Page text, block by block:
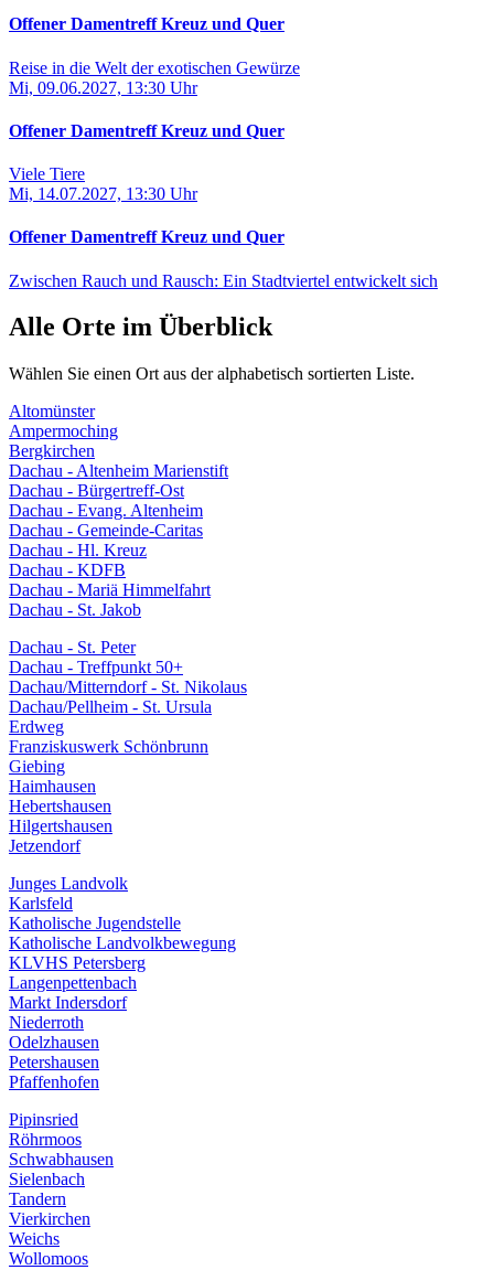
Offener Damentreff Kreuz und Quer
Reise in die Welt der exotischen Gewürze
Mi, 09.06.2027, 13:30 Uhr
Offener Damentreff Kreuz und Quer
Viele Tiere
Mi, 14.07.2027, 13:30 Uhr
Offener Damentreff Kreuz und Quer
Zwischen Rauch und Rausch: Ein Stadtviertel entwickelt sich
Alle Orte im Überblick
Wählen Sie einen Ort aus der alphabetisch sortierten Liste.
Altomünster
Ampermoching
Bergkirchen
Dachau - Altenheim Marienstift
Dachau - Bürgertreff-Ost
Dachau - Evang. Altenheim
Dachau - Gemeinde-Caritas
Dachau - Hl. Kreuz
Dachau - KDFB
Dachau - Mariä Himmelfahrt
Dachau - St. Jakob
Dachau - St. Peter
Dachau - Treffpunkt 50+
Dachau/Mitterndorf - St. Nikolaus
Dachau/Pellheim - St. Ursula
Erdweg
Franziskuswerk Schönbrunn
Giebing
Haimhausen
Hebertshausen
Hilgertshausen
Jetzendorf
Junges Landvolk
Karlsfeld
Katholische Jugendstelle
Katholische Landvolkbewegung
KLVHS Petersberg
Langenpettenbach
Markt Indersdorf
Niederroth
Odelzhausen
Petershausen
Pfaffenhofen
Pipinsried
Röhrmoos
Schwabhausen
Sielenbach
Tandern
Vierkirchen
Weichs
Wollomoos